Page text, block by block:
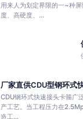
用来人为划定界限的一~种
度、高硬度、...
厂家直供CDU型钢环式
CDU钢环式快速接头卡箍广
产工艺。当工程压力在
造工...